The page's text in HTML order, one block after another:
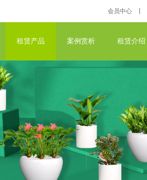
会员中心
租赁产品 案例赏析 租赁介绍